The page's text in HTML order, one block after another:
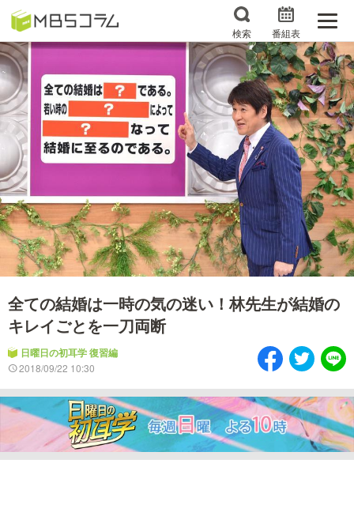
検索 番組表
番組コラムから探す
日曜日の初耳学 復習編 エンタメMBS
3分で読める！『ザ・リー
ダー』たちの泣き笑い
もう一度楽しむプレバト
サタプラ ～気になる情
報をちょこっとプラス～
所さんお届けモノです！
の気になるトコロ
推しといつまでも 月曜の蛙、大海を知る。
マニアックでメカニカル
ポーツ
何が起こるかホンマにわ
トリセツ
情熱大陸を読む
「水野真紀の魔法のレスト
痛快！明石家電視台に、
エエ話はいらんねん！
池上彰のニュース解説が
読める！「生！池上彰×山
里亮太」
全ての結婚は一時の気の迷い！林先生が結婚の
キレイごとを一刀両断
日曜日の初耳学 復習編
2018/09/22 10:30